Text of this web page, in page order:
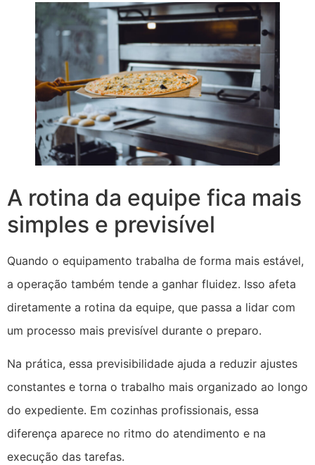
A rotina da equipe fica mais
simples e previsível
Quando o equipamento trabalha de forma mais estável,
a operação também tende a ganhar fluidez. Isso afeta
diretamente a rotina da equipe, que passa a lidar com
um processo mais previsível durante o preparo.
Na prática, essa previsibilidade ajuda a reduzir ajustes
constantes e torna o trabalho mais organizado ao longo
do expediente. Em cozinhas profissionais, essa
diferença aparece no ritmo do atendimento e na
execução das tarefas.